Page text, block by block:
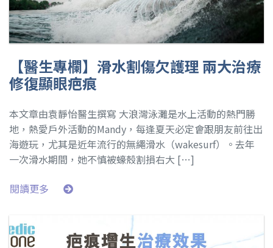
【醫生專欄】滑水割傷欠護理 兩大治療
修復顯眼疤痕
本文章由袁靜怡醫生撰寫 大浪灣泳灘是水上活動的熱門勝
地，熱愛戶外活動的Mandy，每逢夏天必定會跟朋友前往出
海遊玩，尤其是近年流行的無繩滑水（wakesurf）。去年
一次滑水期間，她不慎被蠔殼割損右大 […]
閱讀更多